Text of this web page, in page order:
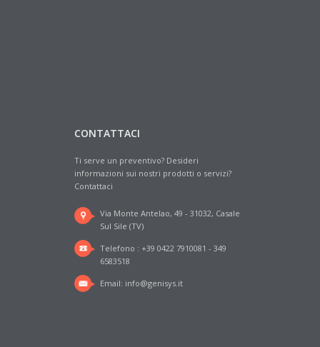
CONTATTACI
Ti serve un preventivo? Desideri
informazioni sui nostri prodotti o servizi?
Contattaci
Via Monte Antelao, 49 - 31032, Casale
Sul Sile (TV)
Telefono : +39 0422 7910081 - 349
6583518
Email: info@genisys.it